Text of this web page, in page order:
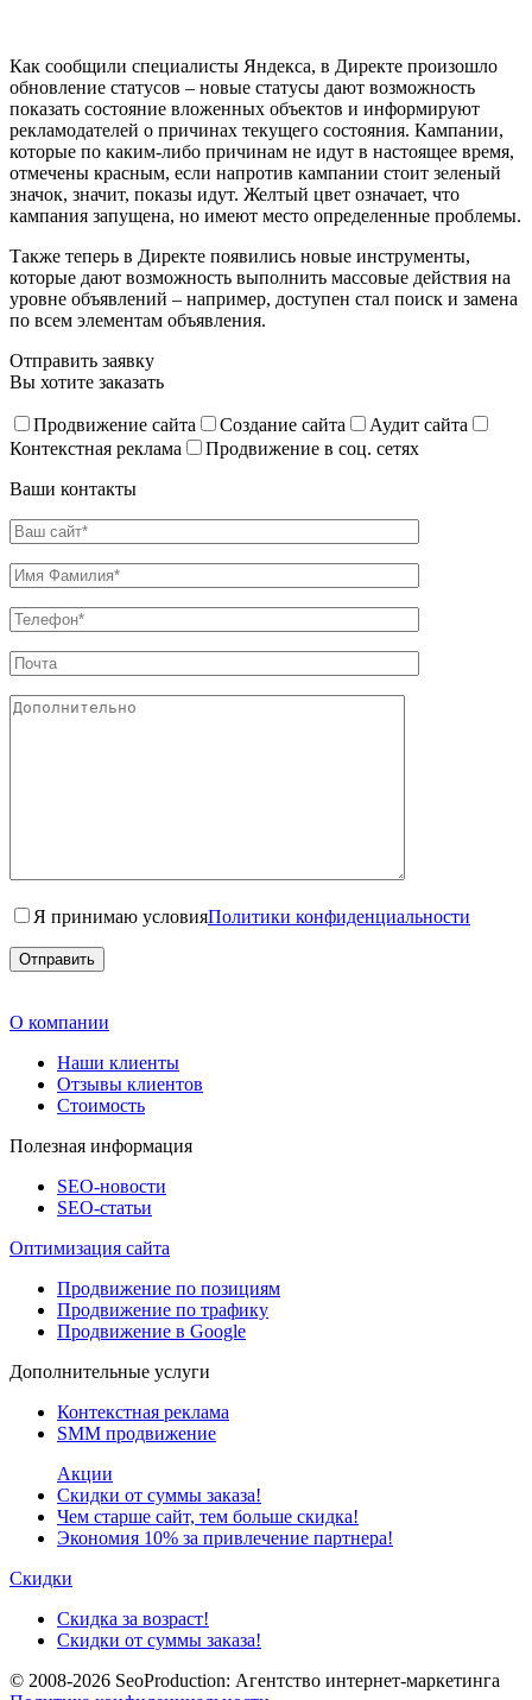
Как сообщили специалисты Яндекса, в Директе произошло
обновление статусов – новые статусы дают возможность
показать состояние вложенных объектов и информируют
рекламодателей о причинах текущего состояния. Кампании,
которые по каким-либо причинам не идут в настоящее время,
отмечены красным, если напротив кампании стоит зеленый
значок, значит, показы идут. Желтый цвет означает, что
кампания запущена, но имеют место определенные проблемы.
Также теперь в Директе появились новые инструменты,
которые дают возможность выполнить массовые действия на
уровне объявлений – например, доступен стал поиск и замена
по всем элементам объявления.
Отправить заявку
Вы хотите заказать
Продвижение сайта Создание сайта
Аудит сайта
Контекстная реклама
Продвижение в соц. сетях
Ваши контакты
Я принимаю условияПолитики конфиденциальности
О компании
Наши клиенты
Отзывы клиентов
Стоимость
Полезная информация
SEO-новости
SEO-cтатьи
Оптимизация сайта
Продвижение по позициям
Продвижение по трафику
Продвижение в Google
Дополнительные услуги
Контекстная реклама
SMM продвижение
Акции
Скидки от суммы заказа!
Чем старше сайт, тем больше скидка!
Экономия 10% за привлечение партнера!
Скидки
Скидка за возраст!
Скидки от суммы заказа!
© 2008-2026 SeoProduction: Агентство интернет-маркетинга